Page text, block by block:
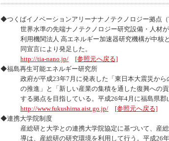
◆つくばイノベーションアリーナナノテクノロジー拠点（
世界水準の先端ナノテクノロジー研究設備・人材
利用機関法人 高エネルギー加速器研究機構が中核
同宣言により発足した。
http://tia-nano.jp/
[参照元へ戻る]
◆福島再生可能エネルギー研究所
政府が平成23年7月に発表した「東日本大震災か
の推進」と「新しい産業の集積を通した復興への
する拠点を目指している。平成26年4月に福島県
http://www.fukushima.aist.go.jp/
[参照元へ戻る]
◆連携大学院制度
産総研と大学との連携大学院協定に基づいて、産
導は、産総研の研究環境を利用して行う。平成26